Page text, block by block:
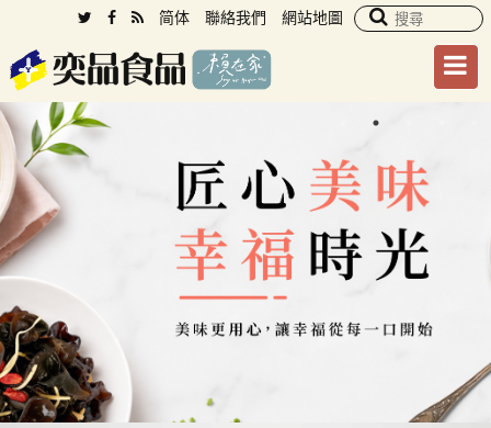
简体 聯絡我們 網站地圖